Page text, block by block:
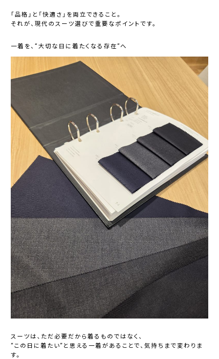
「品格」と「快適さ」を両立できること。
それが、現代のスーツ選びで重要なポイントです。
一着を、“大切な日に着たくなる存在”へ
スーツは、ただ必要だから着るものではなく、
“この日に着たい”と思える一着があることで、気持ちまで変わりま
す。